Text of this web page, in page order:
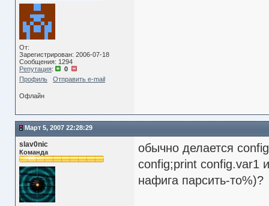
От:
Зарегистрирован: 2006-07-18
Сообщения: 1294
Репутация:
0
Профиль
Отправить e-mail
Офлайн
Март 5, 2007 22:28:29
slav0nic
Команда
обычно делается
config;print config.var1
нафига парсить-то%)?